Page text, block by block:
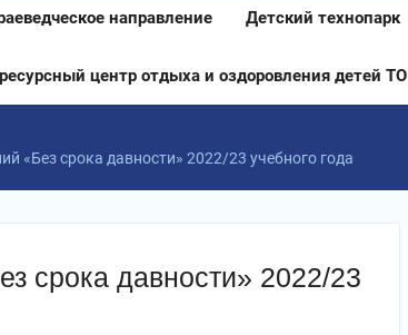
направление Детский технопарк
центр отдыха и оздоровления детей ТО
«Без срока давности» 2022/23 учебного года
срока давности» 2022/23